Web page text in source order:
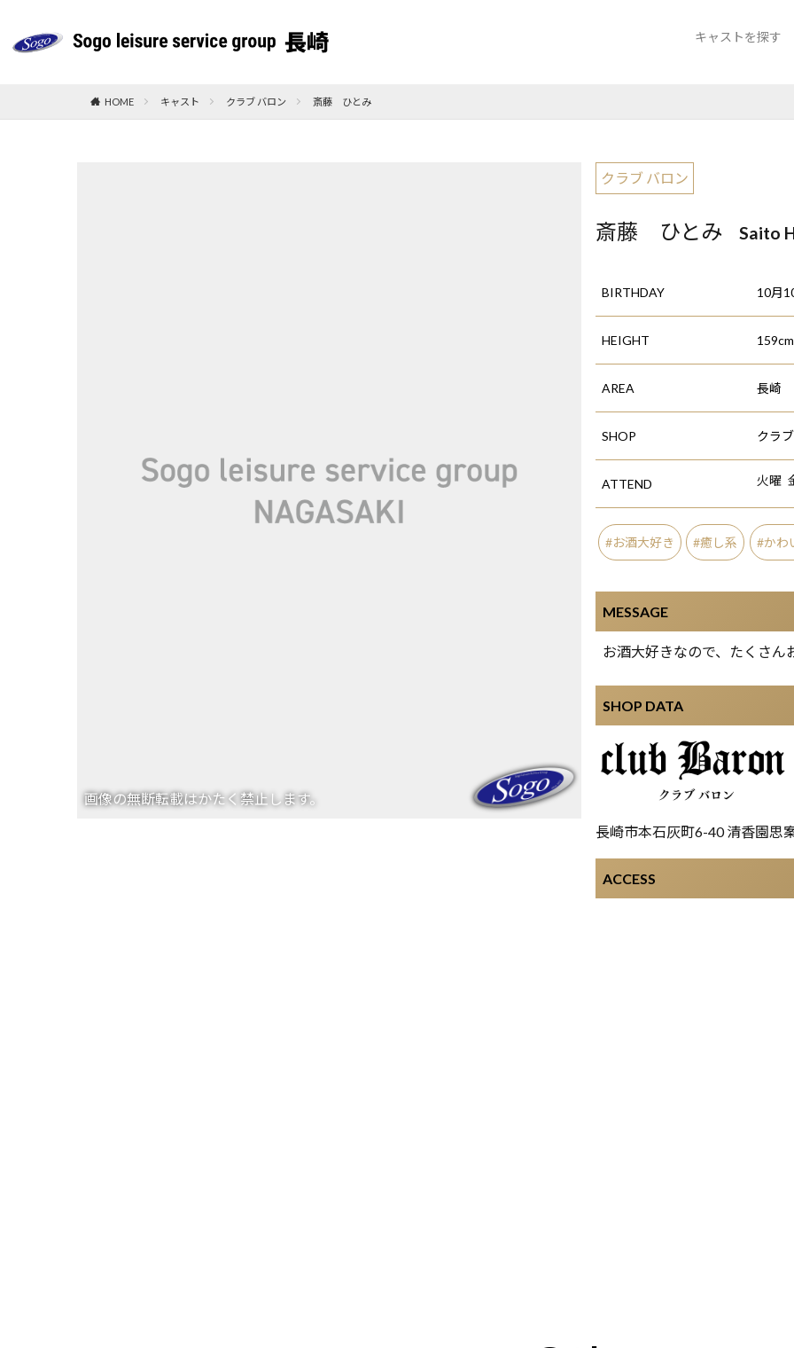
キャストを探す
HOME キャスト クラブ バロン 斎藤 ひとみ
クラブ バロン
斎藤 ひとみ Saito
BIRTHDAY 10月
HEIGHT 159cm
AREA 長崎
SHOP クラ
ATTEND 火曜
お酒大好き 癒し系 かわ
MESSAGE
お酒大好きなので、たくさ
SHOP DATA
長崎市本石灰町6-40 清香園思
ACCESS